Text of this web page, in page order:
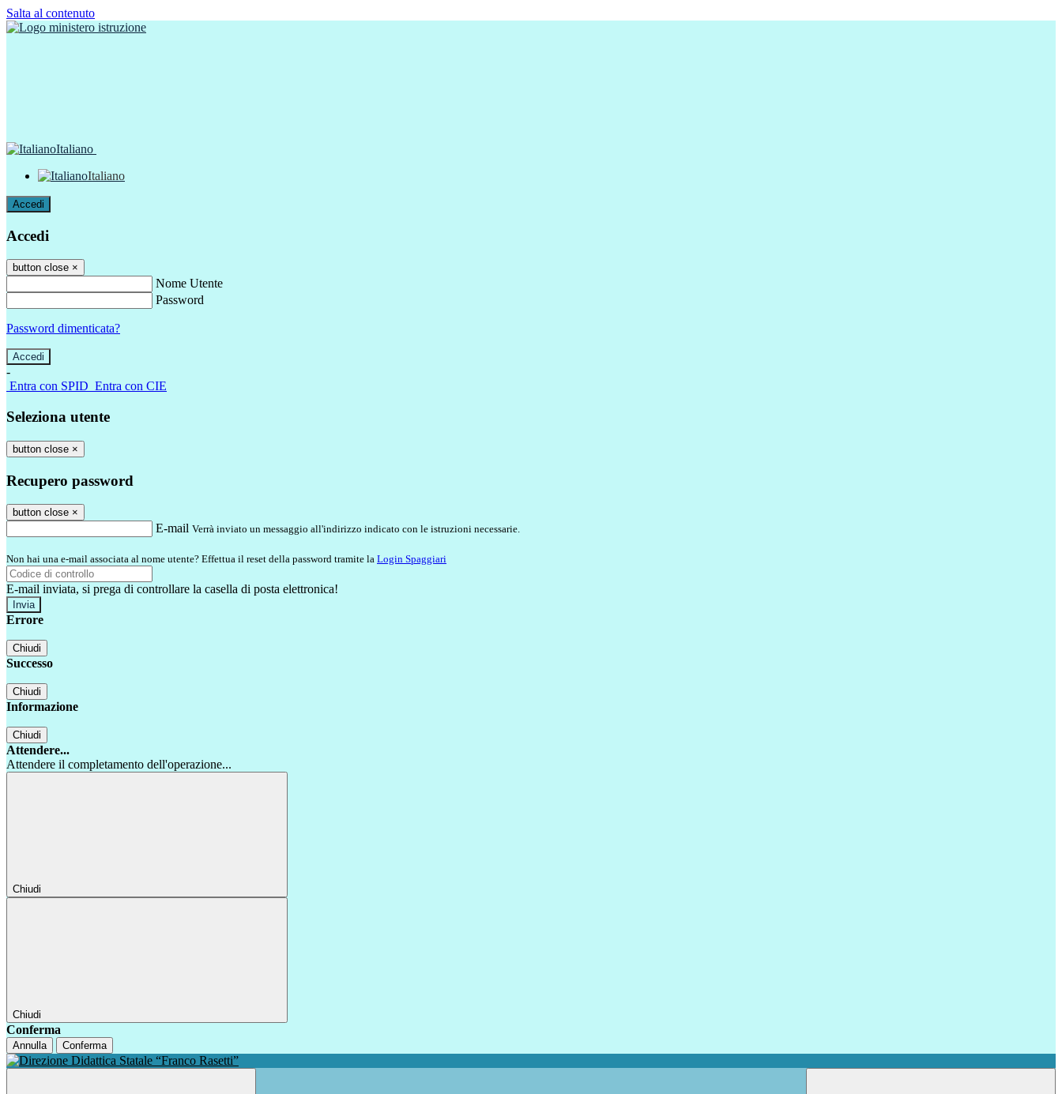
Salta al contenuto
Italiano
Italiano
Accedi
Accedi
button close ×
Nome Utente
Password
Password dimenticata?
-
Entra con SPID Entra con CIE
Seleziona utente
button close ×
Recupero password
button close ×
E-mail Verrà inviato un messaggio all'indirizzo indicato con le istruzioni necessarie.
Non hai una e-mail associata al nome utente? Effettua il reset della password tramite la Login Spaggiari
E-mail inviata, si prega di controllare la casella di posta elettronica!
Errore
Chiudi
Successo
Chiudi
Informazione
Chiudi
Attendere...
Attendere il completamento dell'operazione...
Chiudi
Chiudi
Conferma
Annulla Conferma